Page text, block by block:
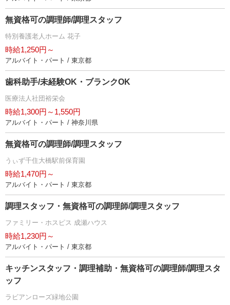
無資格可の調理師/調理スタッフ
特別養護老人ホーム 花子
時給1,250円～
アルバイト・パート / 東京都
歯科助手/未経験OK・ブランクOK
医療法人社団裕栄会
時給1,300円～1,550円
アルバイト・パート / 神奈川県
無資格可の調理師/調理スタッフ
うぃず千住大橋駅前保育園
時給1,470円～
アルバイト・パート / 東京都
調理スタッフ・無資格可の調理師/調理スタッフ
ファミリー・ホスピス 成瀬ハウス
時給1,230円～
アルバイト・パート / 東京都
キッチンスタッフ・調理補助・無資格可の調理師/調理スタ
ッフ
ラビアンローズ緑地公園